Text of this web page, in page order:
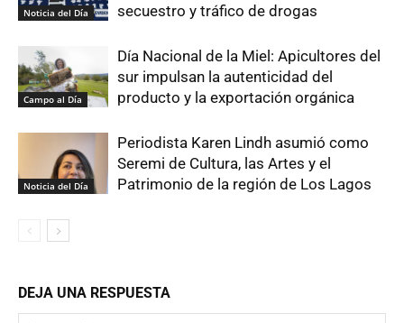
Noticia del Día secuestro y tráfico de drogas
Campo al Día
Día Nacional de la Miel: Apicultores del
sur impulsan la autenticidad del
producto y la exportación orgánica
Noticia del Día
Periodista Karen Lindh asumió como
Seremi de Cultura, las Artes y el
Patrimonio de la región de Los Lagos
DEJA UNA RESPUESTA